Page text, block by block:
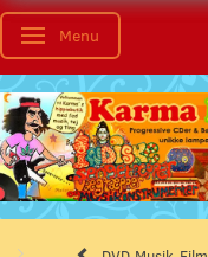
Skifte navigation
Menu